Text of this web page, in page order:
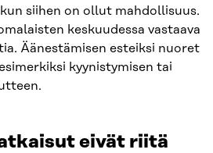
siihen on ollut mahdollisuus.
keskuudessa vastaava
Äänestämisen esteiksi nuoret
kyynistymisen tai
eivät riitä